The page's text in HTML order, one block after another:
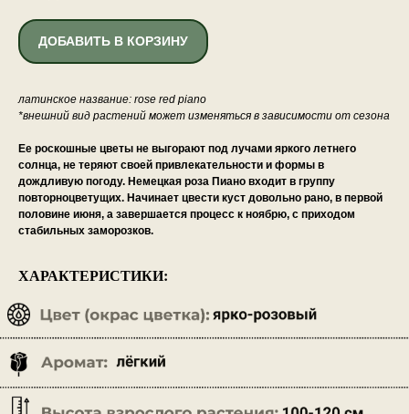
ДОБАВИТЬ В КОРЗИНУ
латинское название: rose red piano
*внешний вид растений может изменяться в зависимости от сезона
Ее роскошные цветы не выгорают под лучами яркого летнего
солнца, не теряют своей привлекательности и формы в
дождливую погоду. Немецкая роза Пиано входит в группу
повторноцветущих. Начинает цвести куст довольно рано, в первой
половине июня, а завершается процесс к ноябрю, с приходом
стабильных заморозков.
ХАРАКТЕРИСТИКИ: